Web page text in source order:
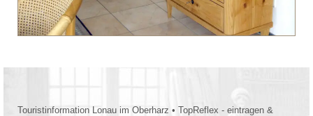
Touristinformation Lonau im Oberharz • TopReflex - eintragen &